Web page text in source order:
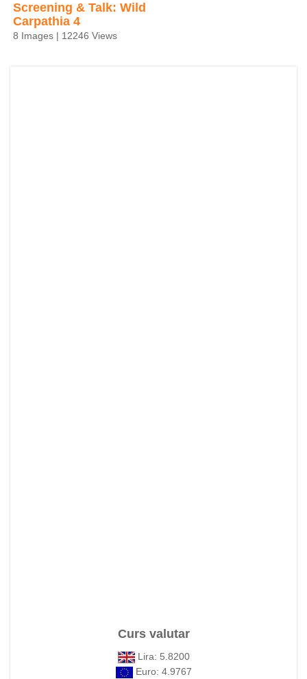
Screening & Talk: Wild
Carpathia 4
8 Images | 12246 Views
Curs valutar
Lira: 5.8200
Euro: 4.9767